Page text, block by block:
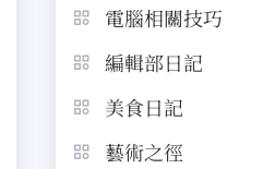
電腦相關技巧
編輯部日記
美食日記
藝術之徑